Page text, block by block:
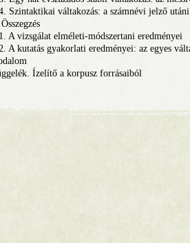
Szintaktikai váltakozás: a számnévi jelző
A vizsgálat elméleti-módszertani eredményei
A kutatás gyakorlati eredményei: az egyes
Ízelítő a korpusz forrásaiból